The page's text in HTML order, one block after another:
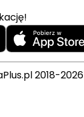
2018-2026